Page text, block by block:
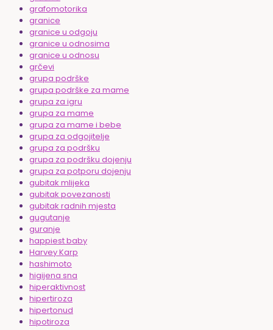
grafomotorika
granice
granice u odgoju
granice u odnosima
granice u odnosu
grčevi
grupa podrške
grupa podrške za mame
grupa za igru
grupa za mame
grupa za mame i bebe
grupa za odgojitelje
grupa za podršku
grupa za podršku dojenju
grupa za potporu dojenju
gubitak mlijeka
gubitak povezanosti
gubitak radnih mjesta
gugutanje
guranje
happiest baby
Harvey Karp
hashimoto
higijena sna
hiperaktivnost
hipertiroza
hipertonud
hipotiroza